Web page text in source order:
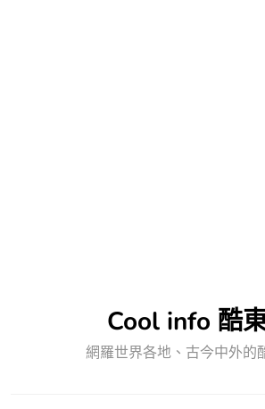
Cool info 酷
網羅世界各地、古今中外的